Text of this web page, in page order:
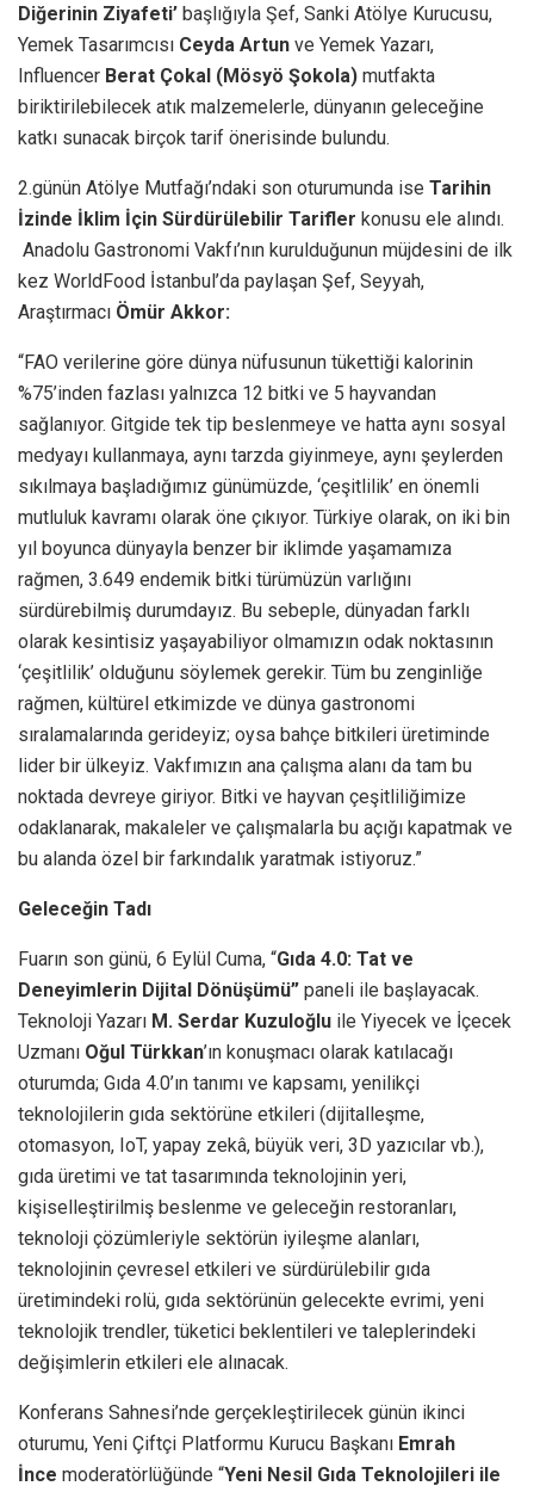
Diğerinin Ziyafeti’ başlığıyla Şef, Sanki Atölye Kurucusu,
Yemek Tasarımcısı Ceyda Artun ve Yemek Yazarı,
Influencer Berat Çokal (Mösyö Şokola) mutfakta
biriktirilebilecek atık malzemelerle, dünyanın geleceğine
katkı sunacak birçok tarif önerisinde bulundu.
2.günün Atölye Mutfağı’ndaki son oturumunda ise Tarihin
İzinde İklim İçin Sürdürülebilir Tarifler konusu ele alındı.
Anadolu Gastronomi Vakfı’nın kurulduğunun müjdesini de ilk
kez WorldFood İstanbul’da paylaşan Şef, Seyyah,
Araştırmacı Ömür Akkor:
“FAO verilerine göre dünya nüfusunun tükettiği kalorinin
%75’inden fazlası yalnızca 12 bitki ve 5 hayvandan
sağlanıyor. Gitgide tek tip beslenmeye ve hatta aynı sosyal
medyayı kullanmaya, aynı tarzda giyinmeye, aynı şeylerden
sıkılmaya başladığımız günümüzde, ‘çeşitlilik’ en önemli
mutluluk kavramı olarak öne çıkıyor. Türkiye olarak, on iki bin
yıl boyunca dünyayla benzer bir iklimde yaşamamıza
rağmen, 3.649 endemik bitki türümüzün varlığını
sürdürebilmiş durumdayız. Bu sebeple, dünyadan farklı
olarak kesintisiz yaşayabiliyor olmamızın odak noktasının
‘çeşitlilik’ olduğunu söylemek gerekir. Tüm bu zenginliğe
rağmen, kültürel etkimizde ve dünya gastronomi
sıralamalarında gerideyiz; oysa bahçe bitkileri üretiminde
lider bir ülkeyiz. Vakfımızın ana çalışma alanı da tam bu
noktada devreye giriyor. Bitki ve hayvan çeşitliliğimize
odaklanarak, makaleler ve çalışmalarla bu açığı kapatmak ve
bu alanda özel bir farkındalık yaratmak istiyoruz.”
Geleceğin Tadı
Fuarın son günü, 6 Eylül Cuma, “Gıda 4.0: Tat ve
Deneyimlerin Dijital Dönüşümü” paneli ile başlayacak.
Teknoloji Yazarı M. Serdar Kuzuloğlu ile Yiyecek ve İçecek
Uzmanı Oğul Türkkan’ın konuşmacı olarak katılacağı
oturumda; Gıda 4.0’ın tanımı ve kapsamı, yenilikçi
teknolojilerin gıda sektörüne etkileri (dijitalleşme,
otomasyon, IoT, yapay zekâ, büyük veri, 3D yazıcılar vb.),
gıda üretimi ve tat tasarımında teknolojinin yeri,
kişiselleştirilmiş beslenme ve geleceğin restoranları,
teknoloji çözümleriyle sektörün iyileşme alanları,
teknolojinin çevresel etkileri ve sürdürülebilir gıda
üretimindeki rolü, gıda sektörünün gelecekte evrimi, yeni
teknolojik trendler, tüketici beklentileri ve taleplerindeki
değişimlerin etkileri ele alınacak.
Konferans Sahnesi’nde gerçekleştirilecek günün ikinci
oturumu, Yeni Çiftçi Platformu Kurucu Başkanı Emrah
İnce moderatörlüğünde “Yeni Nesil Gıda Teknolojileri ile